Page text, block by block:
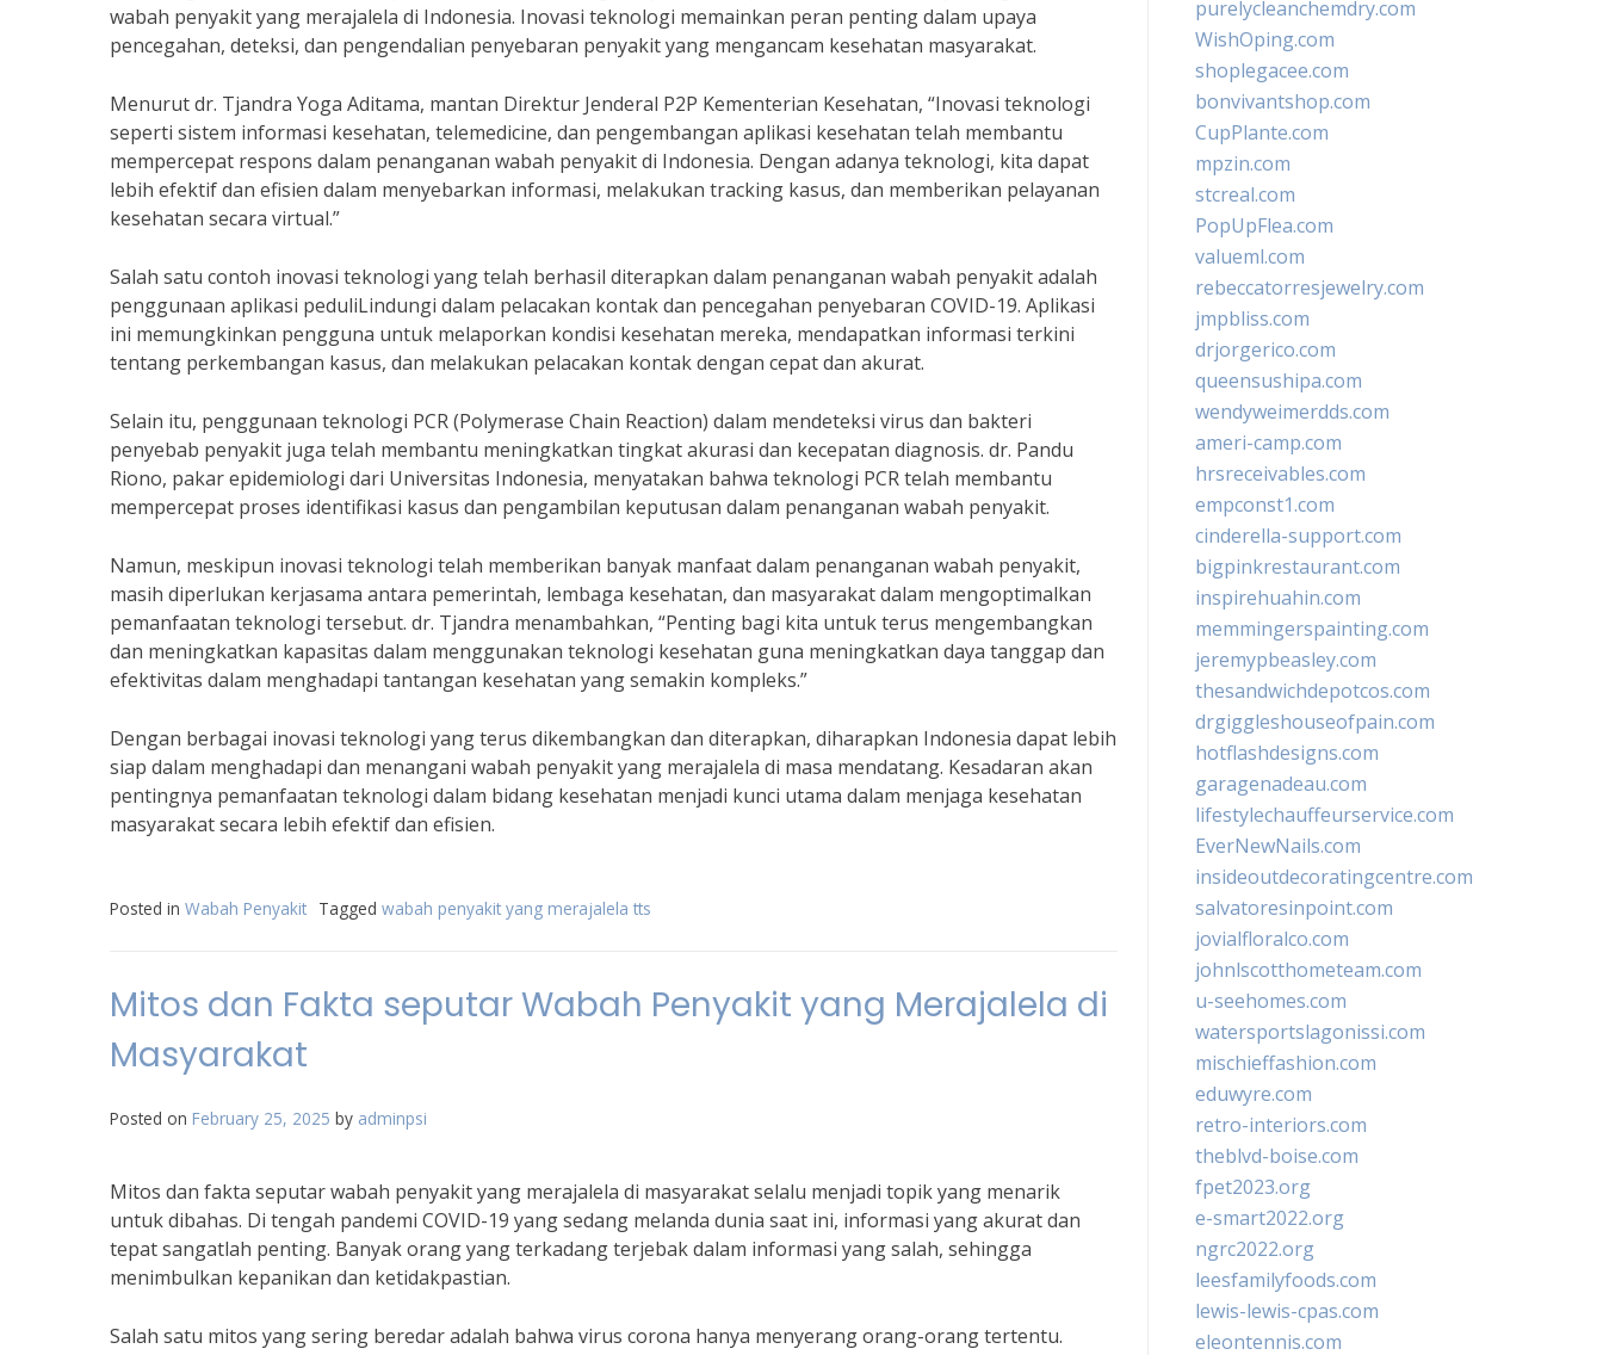
wabah penyakit yang merajalela di Indonesia. Inovasi teknologi memainkan peran penting dalam upaya
pencegahan, deteksi, dan pengendalian penyebaran penyakit yang mengancam kesehatan masyarakat.
Menurut dr. Tjandra Yoga Aditama, mantan Direktur Jenderal P2P Kementerian Kesehatan, “Inovasi teknologi
seperti sistem informasi kesehatan, telemedicine, dan pengembangan aplikasi kesehatan telah membantu
mempercepat respons dalam penanganan wabah penyakit di Indonesia. Dengan adanya teknologi, kita dapat
lebih efektif dan efisien dalam menyebarkan informasi, melakukan tracking kasus, dan memberikan pelayanan
kesehatan secara virtual.”
Salah satu contoh inovasi teknologi yang telah berhasil diterapkan dalam penanganan wabah penyakit adalah
penggunaan aplikasi peduliLindungi dalam pelacakan kontak dan pencegahan penyebaran COVID-19. Aplikasi
ini memungkinkan pengguna untuk melaporkan kondisi kesehatan mereka, mendapatkan informasi terkini
tentang perkembangan kasus, dan melakukan pelacakan kontak dengan cepat dan akurat.
Selain itu, penggunaan teknologi PCR (Polymerase Chain Reaction) dalam mendeteksi virus dan bakteri
penyebab penyakit juga telah membantu meningkatkan tingkat akurasi dan kecepatan diagnosis. dr. Pandu
Riono, pakar epidemiologi dari Universitas Indonesia, menyatakan bahwa teknologi PCR telah membantu
mempercepat proses identifikasi kasus dan pengambilan keputusan dalam penanganan wabah penyakit.
Namun, meskipun inovasi teknologi telah memberikan banyak manfaat dalam penanganan wabah penyakit,
masih diperlukan kerjasama antara pemerintah, lembaga kesehatan, dan masyarakat dalam mengoptimalkan
pemanfaatan teknologi tersebut. dr. Tjandra menambahkan, “Penting bagi kita untuk terus mengembangkan
dan meningkatkan kapasitas dalam menggunakan teknologi kesehatan guna meningkatkan daya tanggap dan
efektivitas dalam menghadapi tantangan kesehatan yang semakin kompleks.”
Dengan berbagai inovasi teknologi yang terus dikembangkan dan diterapkan, diharapkan Indonesia dapat lebih
siap dalam menghadapi dan menangani wabah penyakit yang merajalela di masa mendatang. Kesadaran akan
pentingnya pemanfaatan teknologi dalam bidang kesehatan menjadi kunci utama dalam menjaga kesehatan
masyarakat secara lebih efektif dan efisien.
Posted in Wabah Penyakit Tagged wabah penyakit yang merajalela tts
Mitos dan Fakta seputar Wabah Penyakit yang Merajalela di
Masyarakat
Posted on February 25, 2025 by adminpsi
Mitos dan fakta seputar wabah penyakit yang merajalela di masyarakat selalu menjadi topik yang menarik
untuk dibahas. Di tengah pandemi COVID-19 yang sedang melanda dunia saat ini, informasi yang akurat dan
tepat sangatlah penting. Banyak orang yang terkadang terjebak dalam informasi yang salah, sehingga
menimbulkan kepanikan dan ketidakpastian.
Salah satu mitos yang sering beredar adalah bahwa virus corona hanya menyerang orang-orang tertentu.
purelycleanchemdry.com
WishOping.com
shoplegacee.com
bonvivantshop.com
CupPlante.com
mpzin.com
stcreal.com
PopUpFlea.com
valueml.com
rebeccatorresjewelry.com
jmpbliss.com
drjorgerico.com
queensushipa.com
wendyweimerdds.com
ameri-camp.com
hrsreceivables.com
empconst1.com
cinderella-support.com
bigpinkrestaurant.com
inspirehuahin.com
memmingerspainting.com
jeremypbeasley.com
thesandwichdepotcos.com
drgiggleshouseofpain.com
hotflashdesigns.com
garagenadeau.com
lifestylechauffeurservice.com
EverNewNails.com
insideoutdecoratingcentre.com
salvatoresinpoint.com
jovialfloralco.com
johnlscotthometeam.com
u-seehomes.com
watersportslagonissi.com
mischieffashion.com
eduwyre.com
retro-interiors.com
theblvd-boise.com
fpet2023.org
e-smart2022.org
ngrc2022.org
leesfamilyfoods.com
lewis-lewis-cpas.com
eleontennis.com